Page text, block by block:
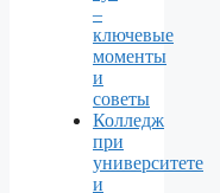
–
ключевые
моменты
и
советы
Колледж
при
университете
и